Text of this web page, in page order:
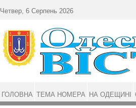
Четвер, 6 Серпень 2026
ГОЛОВНА ТЕМА НОМЕРА НА ОДЕЩИНІ